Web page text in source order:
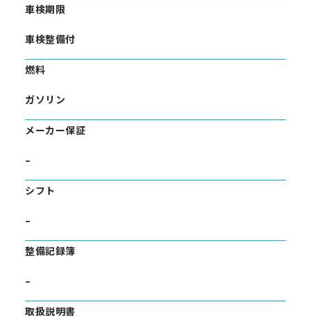
車検期限
車検整備付
燃料
ガソリン
メーカー保証
–
シフト
–
整備記録簿
–
取扱説明書